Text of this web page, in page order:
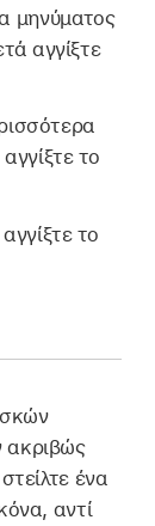
μηνύματος
αγγίξτε
το
το
ακριβώς
ένα
αντί